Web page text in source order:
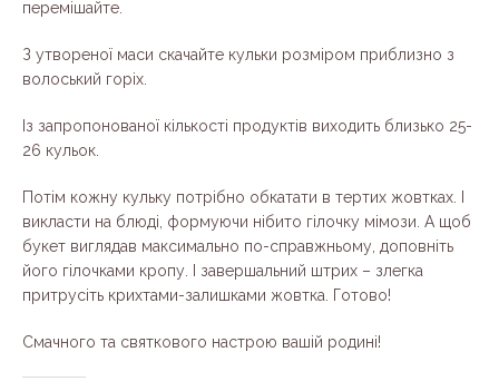
перемішайте.
З утвореної маси скачайте кульки розміром приблизно з
волоський горіх.
Із запропонованої кількості продуктів виходить близько 25-
26 кульок.
Потім кожну кульку потрібно обкатати в тертих жовтках. І
викласти на блюді, формуючи нібито гілочку мімози. А щоб
букет виглядав максимально по-справжньому, доповніть
його гілочками кропу. І завершальний штрих – злегка
притрусіть крихтами-залишками жовтка. Готово!
Смачного та святкового настрою вашій родині!